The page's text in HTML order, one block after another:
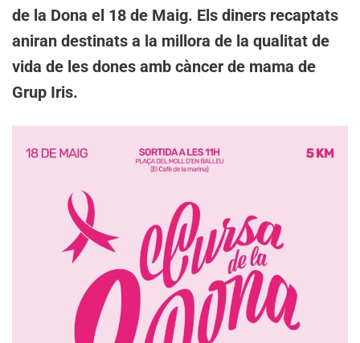
de la Dona el 18 de Maig. Els diners recaptats
aniran destinats a la millora de la qualitat de
vida de les dones amb càncer de mama de
Grup Iris.